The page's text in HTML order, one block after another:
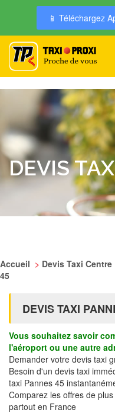
📱 Téléchargez
DEVIS
Accueil > Devis Taxi Centre
45
DEVIS TAXI
Vous souhaitez savoir
l'aéroport ou une autre
Demander votre devis taxi
Besoin d'un devis taxi
taxi Pannes 45
Comparez les offres de
partout en France